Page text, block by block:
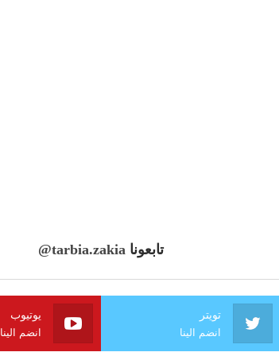
تابعونا @tarbia.zakia
تويتر
انضم الينا
يوتيوب
انضم الينا